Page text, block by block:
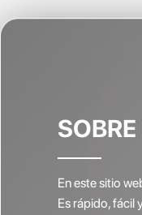
En este sitio
Es rápido, fácil